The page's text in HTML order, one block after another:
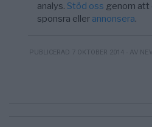
analys.Stöd oss genom att
sponsra eller annonsera.
PUBLICERAD 7 OKTOBER 2014 - AV